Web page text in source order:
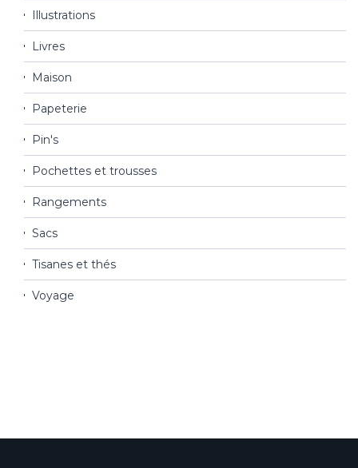
Illustrations
Livres
Maison
Papeterie
Pin's
Pochettes et trousses
Rangements
Sacs
Tisanes et thés
Voyage